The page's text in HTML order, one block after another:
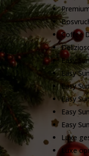
Coffee
Easy
Easy
Easy
Easy
Easy
Easy
Luxe
Luxe